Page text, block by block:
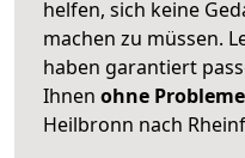
helfen, sich keine
machen zu müssen.
haben garantiert
Ihnen ohne Probleme
Heilbronn nach